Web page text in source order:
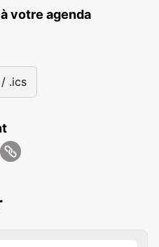
votre agenda
.ics